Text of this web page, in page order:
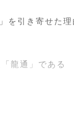
を引き寄せた理
龍通」である
お金と仲良く